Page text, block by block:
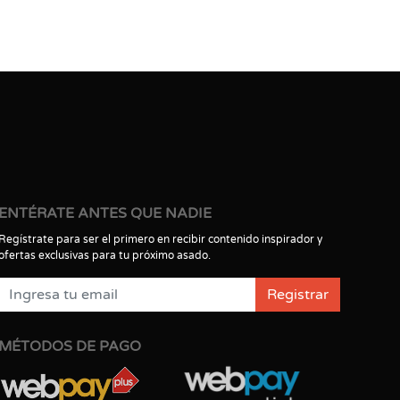
ANTES QUE NADIE
para ser el primero en recibir contenido inspirador y
exclusivas para tu próximo asado.
Registrar
DE PAGO